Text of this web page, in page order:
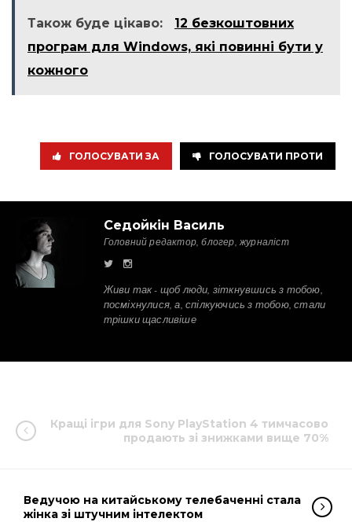
Також буде цікаво:
12 безкоштовних
програм для Windows, які повинні бути у
кожного
ГОЛОСУВАТИ ЗА ГОЛОСУВАТИ ПРОТИ
Седойкін Василь
Головний редактор, блогер, журналіст
Живи так - щоб люди, зіткнувшись з тобою,
посміхнулися, а, спілкуючись з тобою, стали
трішки щасливіше
Кращі ігри для Sony PlayStation 4 тимчасово
продають зі знижками вище 70%
Ведучою на китайському телебаченні стала
жінка зі штучним інтелектом